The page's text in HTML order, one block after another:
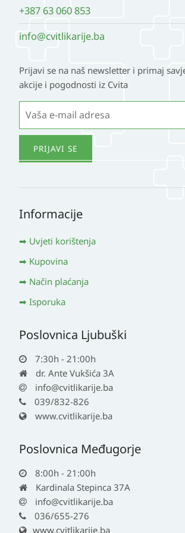
+387 63 060 853
info@cvitlikarije.ba
Prijavi se na naš newsletter i primaj
akcije i pogodnosti iz Cvita
Informacije
Uvjeti korištenja
Kupovina
Način plaćanja
Isporuka
Poslovnica Ljubuški
7:30h - 21:00h
dr. Ante Vukšića 3A
info@cvitlikarije.ba
039/832-826
www.cvitlikarije.ba
Poslovnica Međugorje
8:00h - 21:00h
Kardinala Stepinca 37A
info@cvitlikarije.ba
036/655-276
www.cvitlikarije.ba